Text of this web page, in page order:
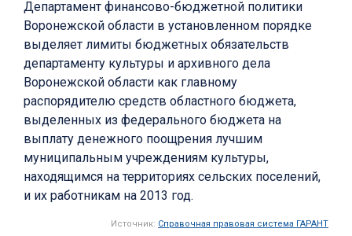
Департамент финансово-бюджетной политики
Воронежской области в установленном порядке
выделяет лимиты бюджетных обязательств
департаменту культуры и архивного дела
Воронежской области как главному
распорядителю средств областного бюджета,
выделенных из федерального бюджета на
выплату денежного поощрения лучшим
муниципальным учреждениям культуры,
находящимся на территориях сельских поселений,
и их работникам на 2013 год.
Источник: Справочная правовая система ГАРАНТ